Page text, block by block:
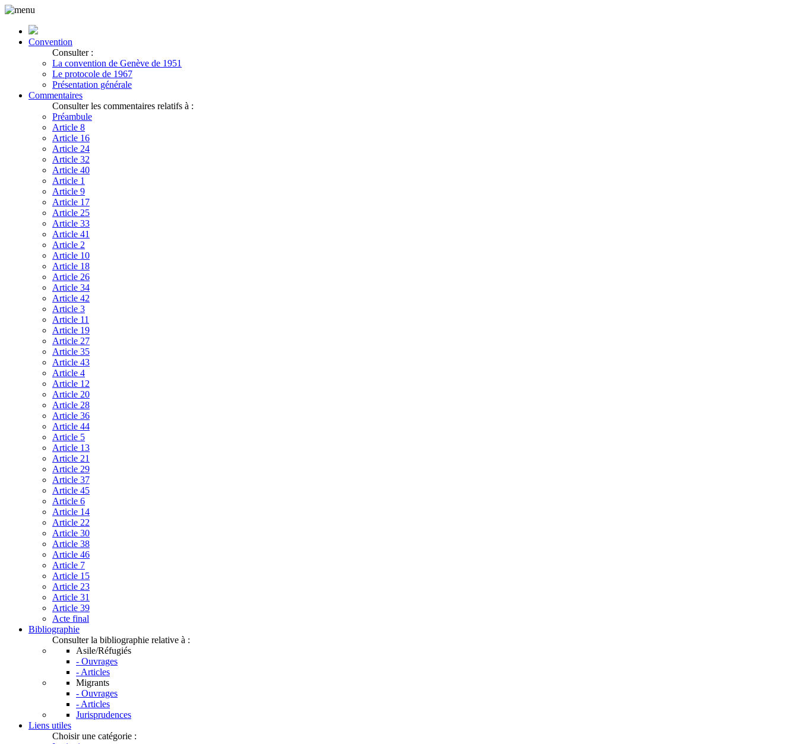
Convention
Consulter :
La convention de Genève de 1951
Le protocole de 1967
Présentation générale
Commentaires
Consulter les commentaires relatifs à :
Préambule
Article 8
Article 16
Article 24
Article 32
Article 40
Article 1
Article 9
Article 17
Article 25
Article 33
Article 41
Article 2
Article 10
Article 18
Article 26
Article 34
Article 42
Article 3
Article 11
Article 19
Article 27
Article 35
Article 43
Article 4
Article 12
Article 20
Article 28
Article 36
Article 44
Article 5
Article 13
Article 21
Article 29
Article 37
Article 45
Article 6
Article 14
Article 22
Article 30
Article 38
Article 46
Article 7
Article 15
Article 23
Article 31
Article 39
Acte final
Bibliographie
Consulter la bibliographie relative à :
Asile/Réfugiés
- Ouvrages
- Articles
Migrants
- Ouvrages
- Articles
Jurisprudences
Liens utiles
Choisir une catégorie :